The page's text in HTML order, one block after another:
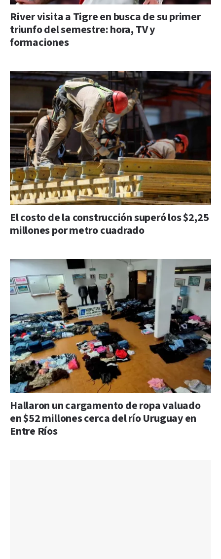
River visita a Tigre en busca de su primer
triunfo del semestre: hora, TV y
formaciones
El costo de la construcción superó los $2,25
millones por metro cuadrado
Hallaron un cargamento de ropa valuado
en $52 millones cerca del río Uruguay en
Entre Ríos